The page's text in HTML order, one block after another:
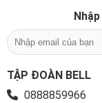
TẬP ĐOÀN BELL
0888859966